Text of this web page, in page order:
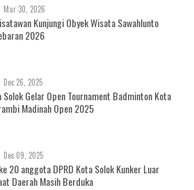
Mar 30, 2026
Kunjungi Obyek Wisata Sawahlunto
2026
Dec 26, 2025
Solok Gelar Open Tournament Badminton Kota
Madinah Open 2025
Dec 09, 2025
20 anggota DPRD Kota Solok Kunker Luar
Daerah Masih Berduka